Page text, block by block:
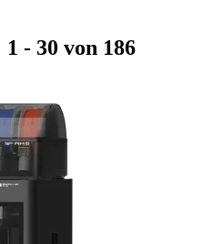
- 30 von 186